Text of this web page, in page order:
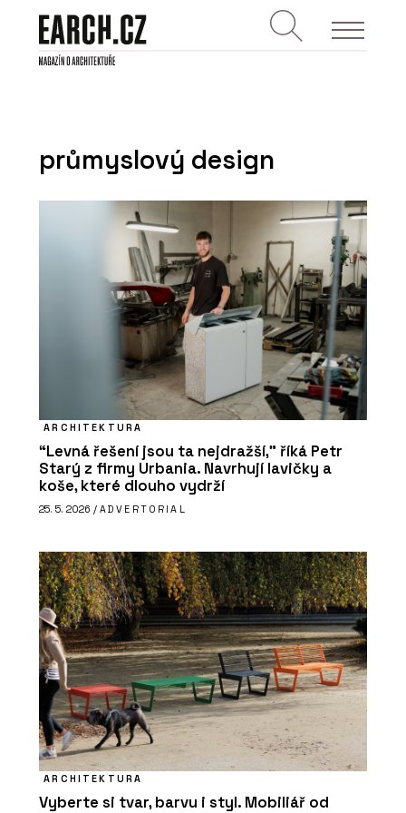
průmyslový design
ARCHITEKTURA
“Levná řešení jsou ta nejdražší,” říká Petr
Starý z firmy Urbania. Navrhují lavičky a
koše, které dlouho vydrží
25. 5. 2026 / ADVERTORIAL
ARCHITEKTURA
Vyberte si tvar, barvu i styl. Mobiliář od